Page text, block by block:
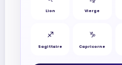
Lion Vierge
♐︎
Sagittaire
♑︎
Capricorne